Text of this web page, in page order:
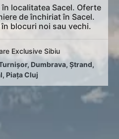
localitatea Sacel. Oferte
de închiriat în Sacel.
blocuri noi sau vechi.
Exclusive Sibiu
, Dumbrava,Ștrand,
, Piața Cluj